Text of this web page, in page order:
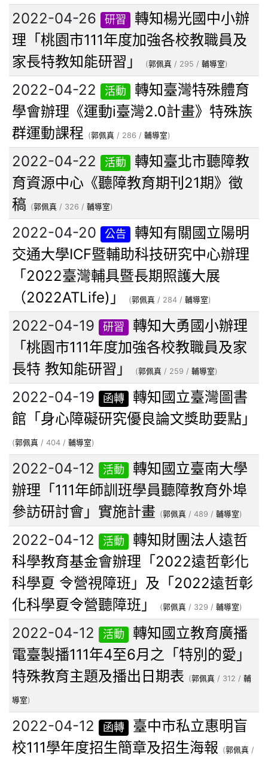
2022-04-26 研習
轉知楊光國中小辦
理「桃園市111年度加強各校教職員及
家長特教知能研習」
(郭佩真 / 295 / 輔導室)
2022-04-22 活動
轉知臺灣特殊體育
學會辦理《運動i臺灣2.0計畫》特殊族
群運動課程
(郭佩真 / 286 / 輔導室)
2022-04-22 活動
轉知臺北市聽障教
育資源中心《聽障教育期刊21期》徵
稿 (郭佩真 / 326 / 輔導室)
2022-04-20 公告
轉知有關國立陽明
交通大學ICF暨輔助科技研究中心辦理
「2022臺灣輔具暨長期照護大展
（2022ATLife)」
(郭佩真 / 284 / 輔導室)
2022-04-19 研習
轉知大勇國小辦理
「桃園市111年度加強各校教職員及家
長特 教知能研習」
(郭佩真 / 259 / 輔導室)
2022-04-19 函轉
轉知國立臺灣圖書
館「身心障礙研究優良論文獎助要點」
(郭佩真 / 404 / 輔導室)
2022-04-12 活動
轉知國立臺南大學
辦理「111年師訓班學員聽障教育外埠
參訪研討會」實施計畫 (郭佩真 / 489 / 輔導室)
2022-04-12 活動
轉知財團法人遠哲
科學教育基金會辦理「2022遠哲彰化
科學夏 令營視障班」及「2022遠哲彰
化科學夏令營聽障班」
(郭佩真 / 329 / 輔導室)
2022-04-12 活動
轉知國立教育廣播
電臺製播111年4至6月之「特別的愛」
特殊教育主題及播出日期表 (郭佩真 / 312 / 輔
導室)
2022-04-12 函轉
臺中市私立惠明盲
校111學年度招生簡章及招生海報 (郭佩真 /